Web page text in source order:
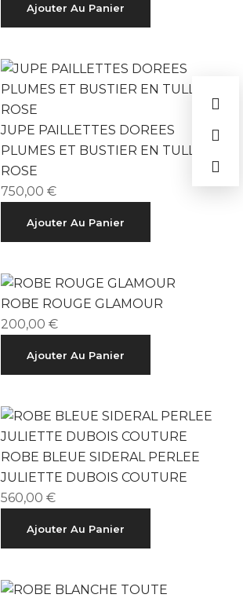
Ajouter Au Panier
JUPE PAILLETTES DOREES
PLUMES ET BUSTIER EN TULLE
ROSE
750,00 €
Ajouter Au Panier
ROBE ROUGE GLAMOUR
200,00 €
Ajouter Au Panier
ROBE BLEUE SIDERAL PERLEE
JULIETTE DUBOIS COUTURE
560,00 €
Ajouter Au Panier